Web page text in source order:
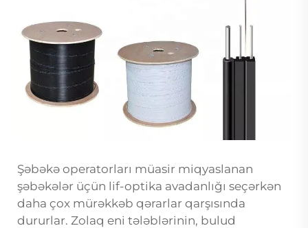
Şəbəkə operatorları müasir miqyaslanan
şəbəkələr üçün lif-optika avadanlığı seçərkən
daha çox mürəkkəb qərarlar qarşısında
dururlar. Zolaq eni tələblərinin, bulud